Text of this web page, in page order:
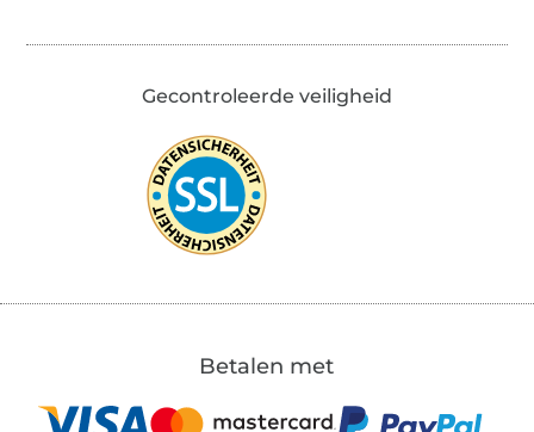
Gecontroleerde veiligheid
Betalen met